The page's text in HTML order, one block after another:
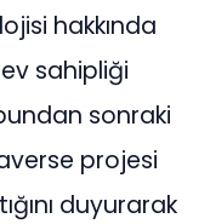
hakkında
sahipliği
sonraki
projesi
duyurarak